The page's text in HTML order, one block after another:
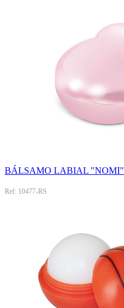
BÁLSAMO LABIAL "NOMI"
Ref: 10477-RS